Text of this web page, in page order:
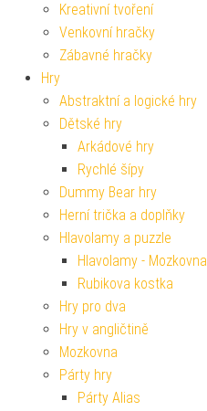
Kreativní tvoření
Venkovní hračky
Zábavné hračky
Hry
Abstraktní a logické hry
Dětské hry
Arkádové hry
Rychlé šípy
Dummy Bear hry
Herní trička a doplňky
Hlavolamy a puzzle
Hlavolamy - Mozkovna
Rubikova kostka
Hry pro dva
Hry v angličtině
Mozkovna
Párty hry
Párty Alias